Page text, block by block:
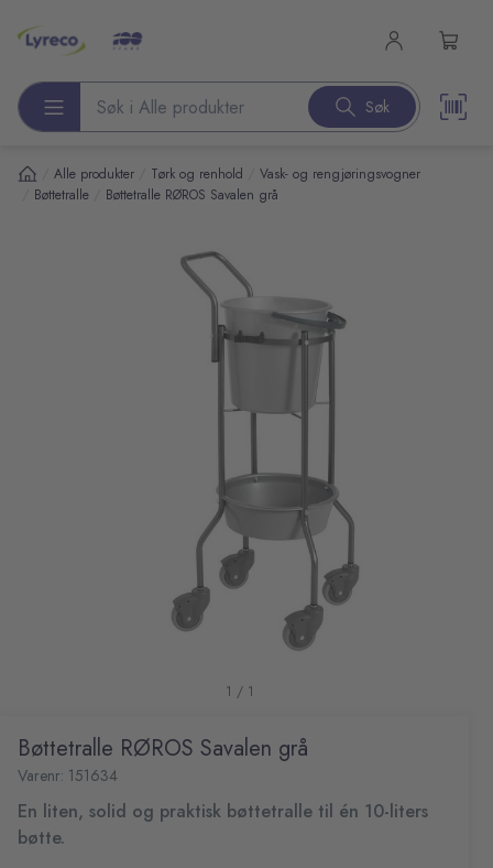
Søk etter produkter Søk
Alle produkter Tørk og renhold Vask- og rengjøringsvogner
Bøttetralle Bøttetralle RØROS Savalen grå
1 / 1
Bøttetralle RØROS Savalen grå
Varenr: 151634
En liten, solid og praktisk bøttetralle til én 10-liters
bøtte.